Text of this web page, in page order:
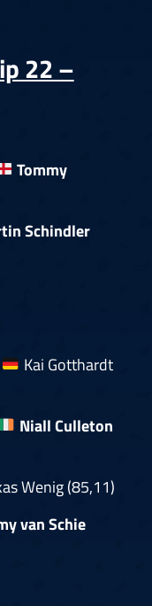
22 –
Tommy
Schindler
Kai Gotthardt
Niall Culleton
Wenig (85,11)
van Schie